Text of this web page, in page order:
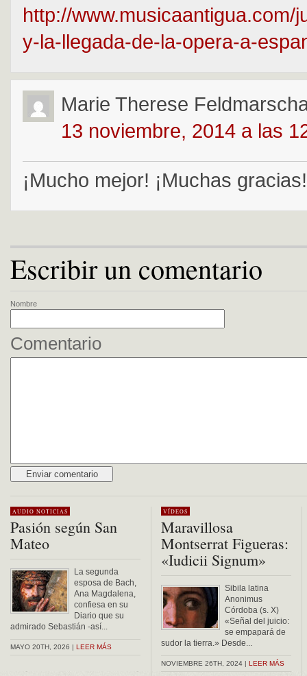
http://www.musicaantigua.com/
y-la-llegada-de-la-opera-a-
Marie Therese
13 noviembre, 2014 a las
¡Mucho mejor! ¡Muchas
Escribir un comentario
Nombre
Comentario
AUDIO NOTICIAS
Pasión según San
Mateo
La segunda
esposa de Bach,
Ana Magdalena,
confiesa en su
Diario que su
admirado Sebastián -así...
MAYO 20TH, 2026 | LEER MÁS
VÍDEOS
Maravillosa
Montserrat Figueras:
«Iudicii Signum»
Sibila latina
Anonimus
Córdoba (s. X)
«Señal del juicio:
se empapará de
sudor la tierra.» Desde...
NOVIEMBRE 26TH, 2024 | LEER MÁS